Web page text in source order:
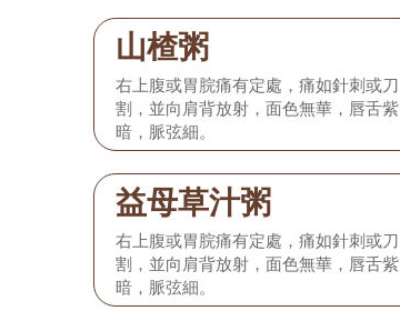
山楂粥
右上腹或胃脘痛有定處，痛如針刺或刀
割，並向肩背放射，面色無華，唇舌紫
暗，脈弦細。
益母草汁粥
右上腹或胃脘痛有定處，痛如針刺或刀
割，並向肩背放射，面色無華，唇舌紫
暗，脈弦細。